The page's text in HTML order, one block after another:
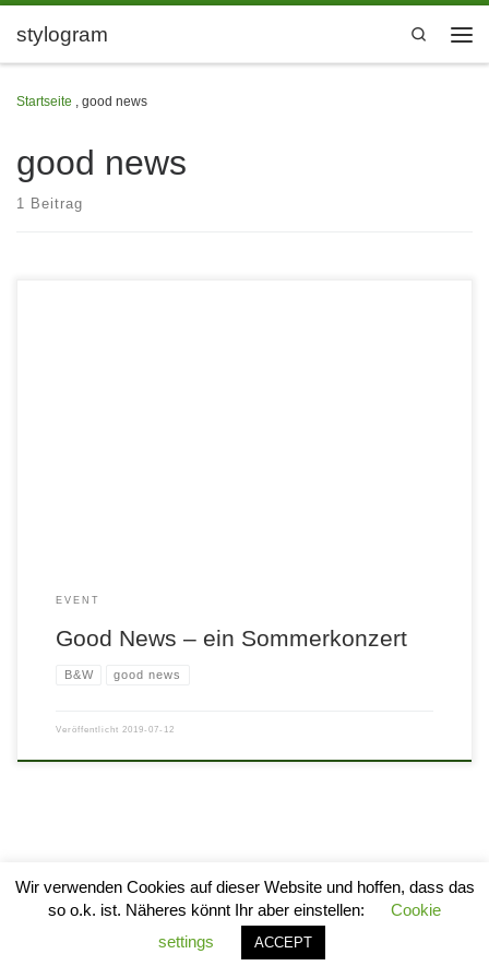
Zum Inhalt springen
stylogram
Search
Startseite , good news
good news
1 Beitrag
EVENT
Good News – ein Sommerkonzert
B&W good news
Veröffentlicht 2019-07-12
© 2026 stylogram – Alle Rechte vorbehalten
Entworfen mit Customizr Pro
Wir verwenden Cookies auf dieser Website und hoffen, dass das
so o.k. ist. Näheres könnt Ihr aber einstellen:
Cookie
settings
ACCEPT